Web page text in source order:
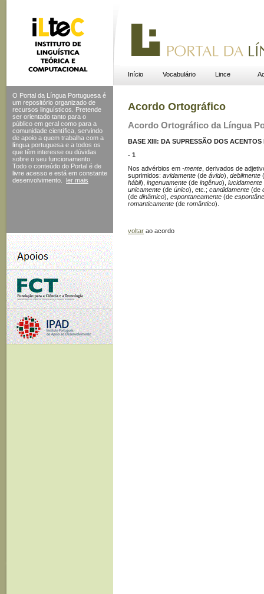
Início Vocabulário Lince
O Portal da Língua Portuguesa é
um repositório organizado de
recursos linguísticos. Pretende
ser orientado tanto para o
público em geral como para a
comunidade científica, servindo
de apoio a quem trabalha com a
língua portuguesa e a todos os
que têm interesse ou dúvidas
sobre o seu funcionamento.
Todo o conteúdo do Portal é de
livre acesso e está em constante
desenvolvimento.
ler mais
Acordo Ortográfico
Acordo Ortográfico da Língua
BASE XIII: DA SUPRESSÃO DOS ACENTOS
- 1
Nos advérbios em -mente , derivados de
suprimidos: avidamente (de ávido), debilmente
hábil), ingenuamente (de ingênuo), lucidamente
unicamente (de único), etc.; candidamente (de
(de dinâmico), espontaneamente (de
romanticamente (de romântico).
voltar ao acordo